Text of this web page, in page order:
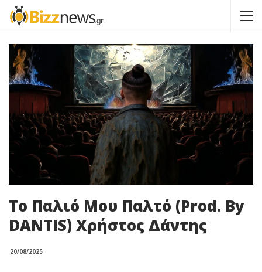
Το Παλιό Μου Παλτό (Prod. By
DANTIS) Χρήστος Δάντης
20/08/2025